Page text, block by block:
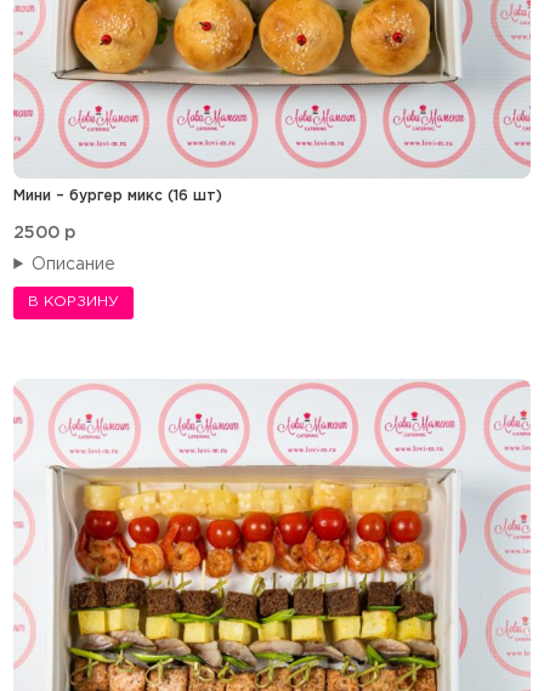
Мини – бургер микс (16 шт)
2500 p
Описание
В КОРЗИНУ